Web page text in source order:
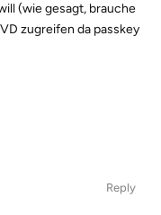
(wie gesagt, brauche
zugreifen da passkey
Reply